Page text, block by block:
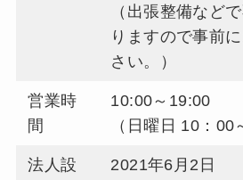
（出張整備など
りますので事前
さい。）
営業時
間
10:00～19:00
（日曜日 10：00
法人設
2021年6月2日